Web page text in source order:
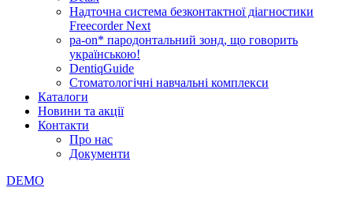
Надточна система безконтактної діагностики
Freecorder Next
pa-on* пародонтальний зонд, що говорить
українською!
DentiqGuide
Стоматологічні навчальні комплекси
Каталоги
Новини та акції
Контакти
Про нас
Документи
DEMO